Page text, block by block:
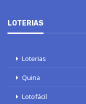
LOTERIAS
Loterias
Quina
Lotofácil